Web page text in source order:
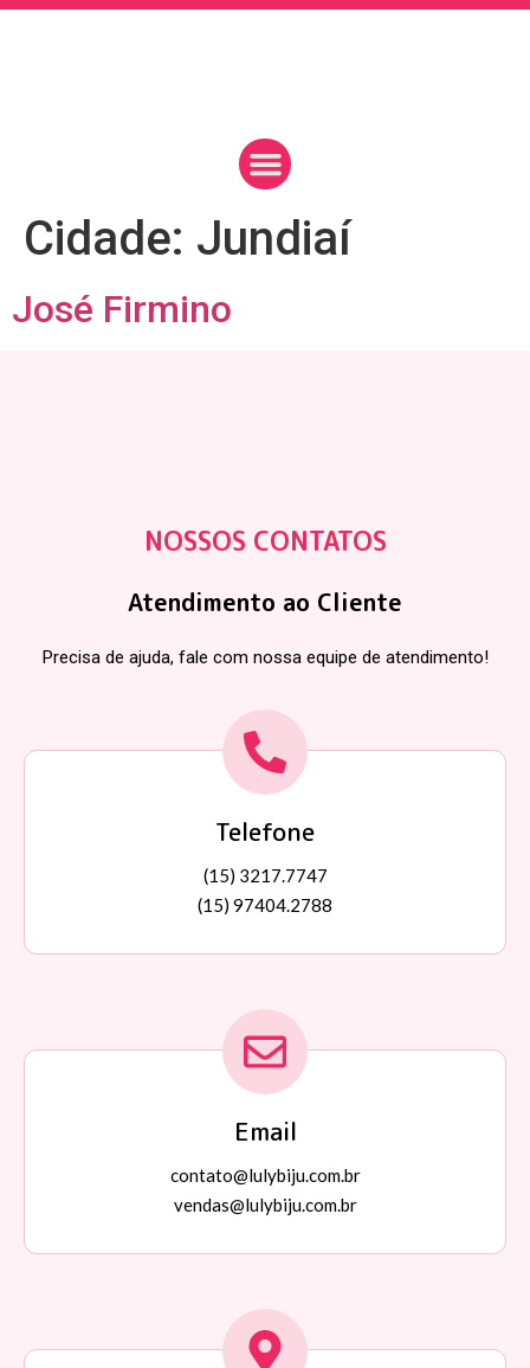
Cidade: Jundiaí
José Firmino
NOSSOS CONTATOS
Atendimento ao Cliente
Precisa de ajuda, fale com nossa equipe de atendimento!
Telefone
(15) 3217.7747
(15) 97404.2788
Email
contato@lulybiju.com.br
vendas@lulybiju.com.br